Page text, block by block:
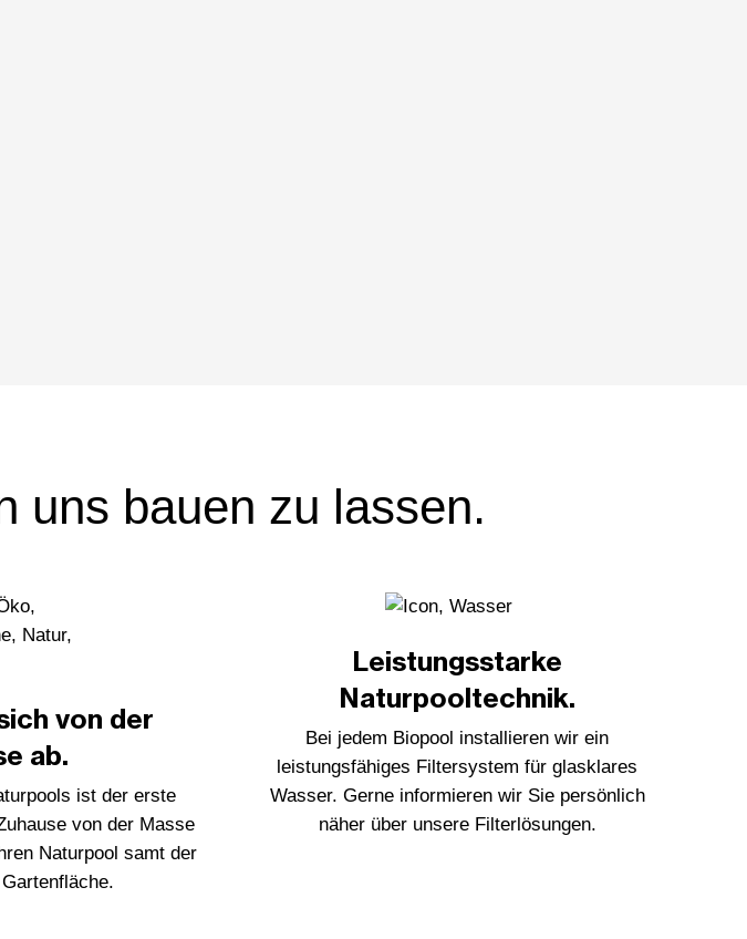
uns bauen zu lassen.
von der
ab.
ist der erste
von der Masse
Naturpool samt der
Leistungsstarke
Naturpooltechnik.
Bei jedem Biopool installieren wir ein
leistungsfähiges Filtersystem für glasklares
Wasser. Gerne informieren wir Sie persönlich
näher über unsere Filterlösungen.